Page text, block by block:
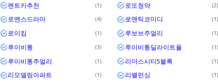
렌트카추천 1 로또청약 2
로맨스드라마 4 로맨틱코미디 1
로이킴 1 루보브주얼리 1
루이비통 3 루이비통딜라이트풀 1
루이비통주얼리 1 리더스시티5블록 1
리모델링아파트 1 리밸런싱 1